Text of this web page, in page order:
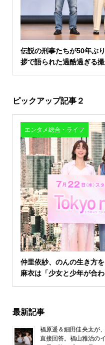
伝説の刑事たちが50年ぶ
拶で語られた過酷過ぎる
ピックアップ記事２
エンタメ総合・ライフ
仲里依紗、のんの生き方
麻衣は「少女と少年が合
最新記事
福原遥＆細田佳央太が
直接回答。福山雅治の